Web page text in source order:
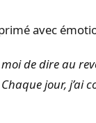
avec
de dire au
jour, j’ai